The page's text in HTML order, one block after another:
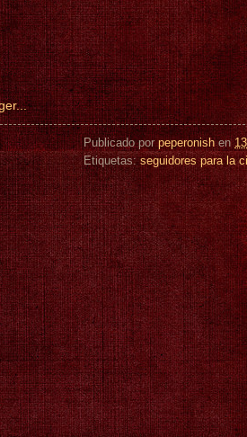
Publicado por peperonish en
Etiquetas:seguidores para la